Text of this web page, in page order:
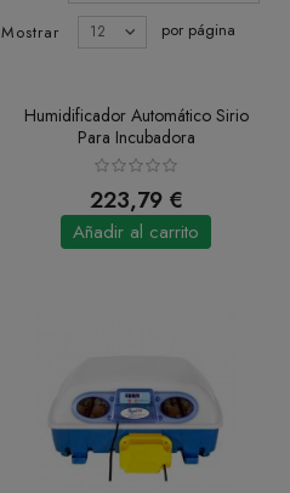
Mostrar 12 por página
Humidificador Automático Sirio
Para Incubadora
223,79 €
Añadir al carrito